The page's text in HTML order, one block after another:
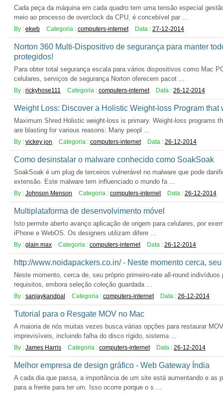
Cada peça da máquina em cada quadro tem uma tensão especial
meio ao processo de overclock da CPU, é concebível par ...
By : ekwb Categoria : computers-internet Data : 27-12-2014
Norton 360 Multi-Dispositivo de segurança para manter
protegidos!
Para obter total segurança escala para vários dispositivos como Mac
celulares, serviços de segurança Norton oferecem pacot ...
By : rickyhose111 Categoria : computers-internet Data : 26-12-2014
Weight Loss: Discover a Holistic Weight-loss Program that
Maximum Shred Holistic weight-loss is primary. Weight-loss programs
are blasting for various reasons: Many peopl ...
By : vickey jon Categoria : computers-internet Data : 26-12-2014
Como desinstalar o malware conhecido como SoakSoak
SoakSoak é um plug de terceiros vulnerável no malware que pode
extensão. Este malware tem influenciado o mundo fa ...
By : Johnson Menson Categoria : computers-internet Data : 26-12-2014
Multiplataforma de desenvolvimento móvel
Isto permite aberto avanço aplicação de origem para celulares, por
iPhone e WebOS. Os designers utilizam difere ...
By : glain max Categoria : computers-internet Data : 26-12-2014
http://www.noidapackers.co.in/ - Neste momento cerca,
Neste momento, cerca de, seu próprio primeiro-rate all-round
requisitos, embora seleção coleção guardada ...
By : sanjaykandpal Categoria : computers-internet Data : 26-12-2014
Tutorial para o Resgate MOV no Mac
A maioria de nós muitas vezes busca várias opções para restaurar
imprevisíveis, incluindo falha do disco rígido, sistema ...
By : James Harris Categoria : computers-internet Data : 26-12-2014
Melhor empresa de design gráfico - Web Gateway Índia
A cada dia que passa, a importância de um site está aumentando e as
para a frente para ter um. Isso ocorre porque o s ...